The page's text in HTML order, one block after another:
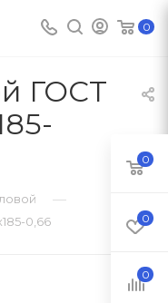
0
ГОСТ
—
0,66
0
0
0